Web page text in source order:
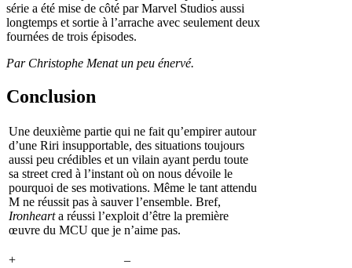
série a été mise de côté par Marvel Studios aussi
longtemps et sortie à l’arrache avec seulement deux
fournées de trois épisodes.
Par Christophe Menatun peu énervé.
Conclusion
Une deuxième partie qui ne fait qu’empirer autour
d’une Riri insupportable, des situations toujours
aussi peu crédibles et un vilain ayant perdu toute
sa street cred à l’instant où on nous dévoile le
pourquoi de ses motivations. Même le tant attendu
M ne réussit pas à sauver l’ensemble. Bref,
Ironhearta réussi l’exploit d’être la première
œuvre du MCU que je n’aime pas.
+
–